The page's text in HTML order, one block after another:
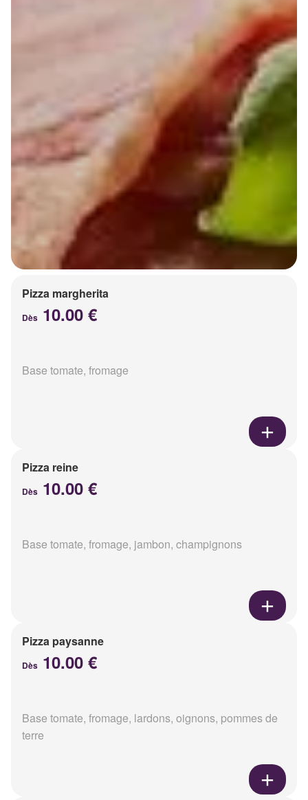
Pizza margherita
Dès 10.00 €
Base tomate, fromage
Pizza reine
Dès 10.00 €
Base tomate, fromage, jambon, champignons
Pizza paysanne
Dès 10.00 €
Base tomate, fromage, lardons, oignons, pommes de
terre